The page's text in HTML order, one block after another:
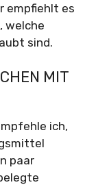
empfiehlt es
welche
sind.
MIT
ich,
paar